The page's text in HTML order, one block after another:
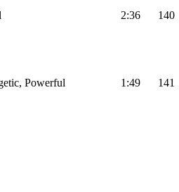
2:36 140
Powerful 1:49 141